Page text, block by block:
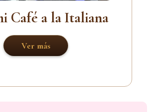
Café a la Italiana
Ver más